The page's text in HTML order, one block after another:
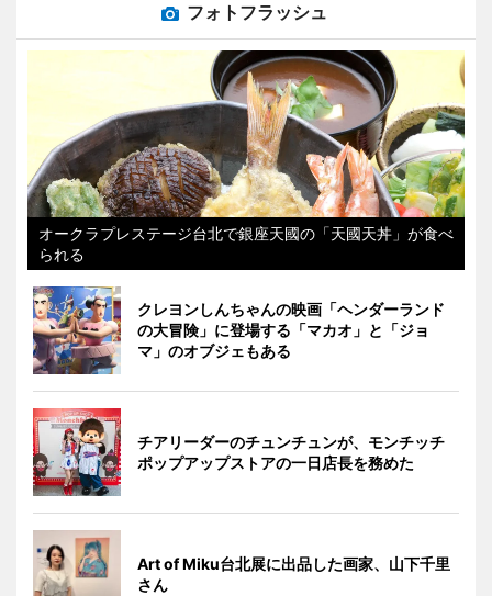
フォトフラッシュ
オークラプレステージ台北で銀座天國の「天國天丼」が食べ
られる
クレヨンしんちゃんの映画「ヘンダーランド
の大冒険」に登場する「マカオ」と「ジョ
マ」のオブジェもある
チアリーダーのチュンチュンが、モンチッチ
ポップアップストアの一日店長を務めた
Art of Miku台北展に出品した画家、山下千里
さん